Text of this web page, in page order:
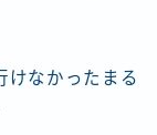
けなかったまる